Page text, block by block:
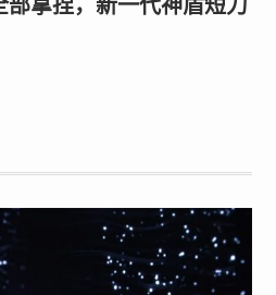
拿捏，新一代神盾短刀